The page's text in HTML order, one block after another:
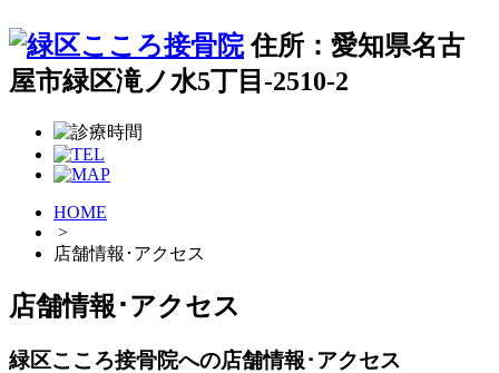
住所：愛知県名古
屋市緑区滝ノ水5丁目-2510-2
HOME
>
店舗情報･アクセス
店舗情報･アクセス
緑区こころ接骨院への店舗情報･アクセス